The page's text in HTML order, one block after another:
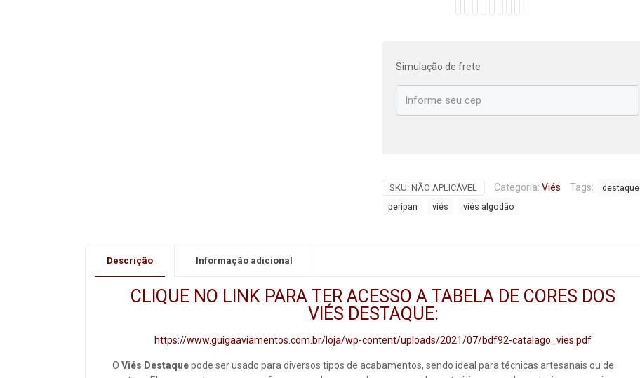
Simulação de frete
SKU: NÃO APLICÁVEL Categoria: Viés Tags:
destaque
peripan
viés viés algodão
Descrição Informação adicional
CLIQUE NO LINK PARA TER ACESSO A TABELA DE CORES DOS
VIÉS DESTAQUE:
https://www.guigaaviamentos.com.br/loja/wp-content/uploads/2021/07/bdf92-catalago_vies.pdf
O Viés Destaquepode ser usado para diversos tipos de acabamentos, sendo ideal para técnicas artesanais ou de